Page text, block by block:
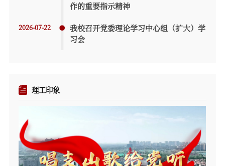
作的重要指示精神
2026-07-22
我校召开党委理论学习中心组（扩大）学
习会
理工印象